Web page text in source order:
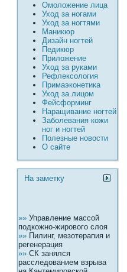
Омоложение лица
Уход за ногами
Уход за ногтями
Маникюр
Дизайн ногтей
Педикюр
Пpиложение
Уход за руками
Рефлексология
Пpимаэконетика
Уход за лицом
Фейсформинг
Наращивание ногтей
Заболевания кожи
ног и ногтей
Полезные новости
О сайте
На заметку
»» Управление массой
подкожно-жирового слоя
»» Пилинг, мезотерапия и
регенерация
»» СК занялся
расследованием взрыва